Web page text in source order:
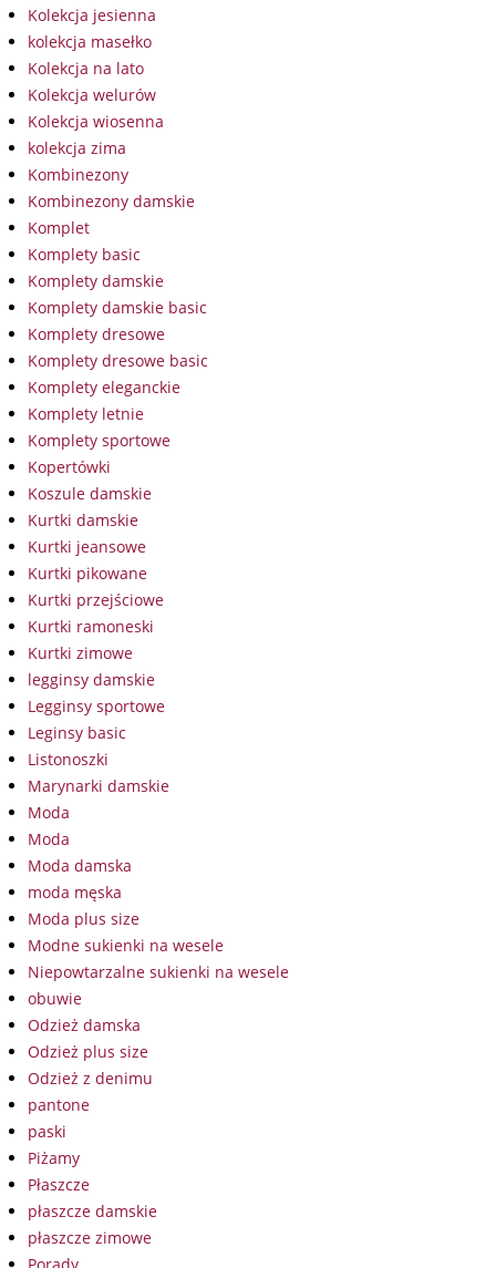
Kolekcja jesienna
kolekcja masełko
Kolekcja na lato
Kolekcja welurów
Kolekcja wiosenna
kolekcja zima
Kombinezony
Kombinezony damskie
Komplet
Komplety basic
Komplety damskie
Komplety damskie basic
Komplety dresowe
Komplety dresowe basic
Komplety eleganckie
Komplety letnie
Komplety sportowe
Kopertówki
Koszule damskie
Kurtki damskie
Kurtki jeansowe
Kurtki pikowane
Kurtki przejściowe
Kurtki ramoneski
Kurtki zimowe
legginsy damskie
Legginsy sportowe
Leginsy basic
Listonoszki
Marynarki damskie
Moda
Moda
Moda damska
moda męska
Moda plus size
Modne sukienki na wesele
Niepowtarzalne sukienki na wesele
obuwie
Odzież damska
Odzież plus size
Odzież z denimu
pantone
paski
Piżamy
Płaszcze
płaszcze damskie
płaszcze zimowe
Porady